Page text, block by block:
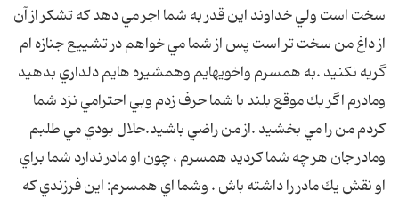
سخت است ولي خداوند اين قدر به شما اجر مي دهد كه تشكر از آن
از داغ من سخت تر است پس از شما مي خواهم در تشييع جنازه ام
گريه نكنيد .به همسرم واخويهايم وهمشيره هايم دلداري بدهيد
ومادرم اگر يك موقع بلند با شما حرف زدم وبي احترامي نزد شما
كردم من را مي بخشيد .از من راضي باشيد.حلال بودي مي طلبم
ومادر جان هر چه شما كرديد همسرم ، چون او مادر ندارد شما براي
او نقش يك مادر را داشته باش . وشما اي همسرم: اين فرزندي كه